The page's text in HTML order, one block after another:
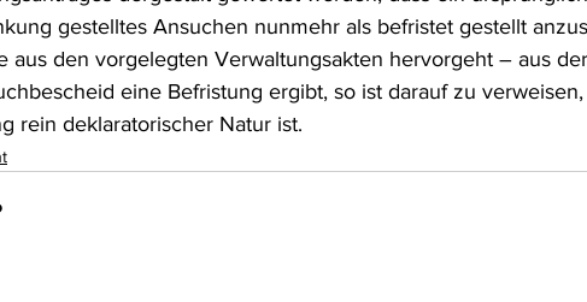
gestelltes Ansuchen nunmehr als befristet gestellt
aus den vorgelegten Verwaltungsakten hervorgeht – aus
eine Befristung ergibt, so ist darauf zu
rein deklaratorischer Natur ist.